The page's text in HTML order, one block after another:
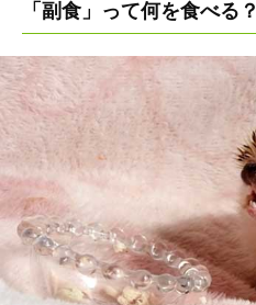
「副食」って何を食べる？